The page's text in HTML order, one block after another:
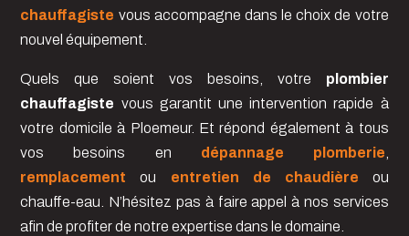
chauffagiste vous accompagne dans le choix de votre
nouvel équipement.
Quels que soient vos besoins, votre plombier
chauffagiste vous garantit une intervention rapide à
votre domicile à Ploemeur. Et répond également à tous
vos besoins en dépannage plomberie,
remplacement
ou entretien de chaudière
ou
chauffe-eau. N’hésitez pas à faire appel à nos services
afin de profiter de notre expertise dans le domaine.